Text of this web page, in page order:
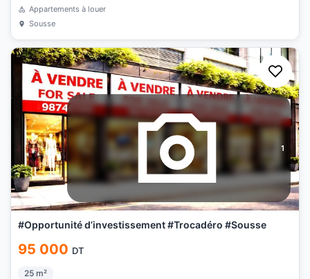
Appartements à louer
Sousse
1
#Opportunité d’investissement #Trocadéro #Sousse
95 000 DT
25 m²